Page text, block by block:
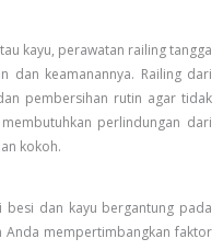
kayu, perawatan railing tangga
dan keamanannya. Railing dari
pembersihan rutin agar tidak
perlindungan dari
kokoh.
besi dan kayu bergantung pada
Anda mempertimbangkan faktor